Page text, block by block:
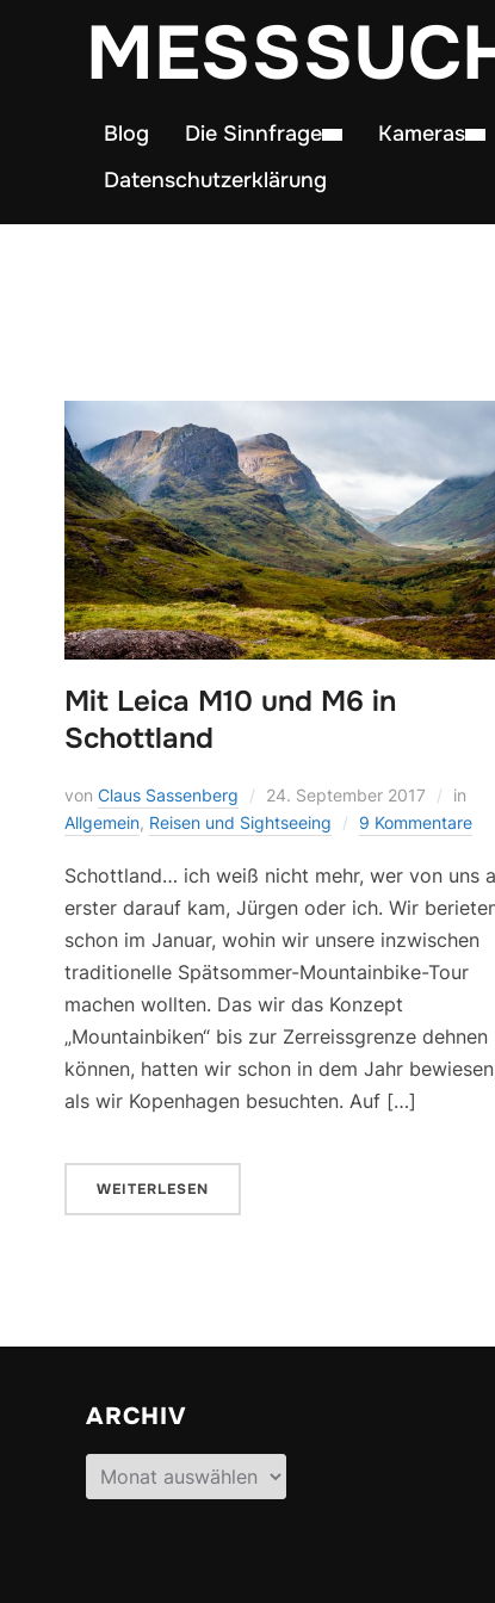
Blog Die Sinnfrage Kameras
Datenschutzerklärung
Mit Leica M10 und M6 in
Schottland
von Claus Sassenberg 24. September 2017
in
Allgemein, Reisen und Sightseeing 9 Kommentare
Schottland… ich weiß nicht mehr, wer von uns
erster darauf kam, Jürgen oder ich. Wir
schon im Januar, wohin wir unsere inzwischen
traditionelle Spätsommer-Mountainbike-Tour
machen wollten. Das wir das Konzept
„Mountainbiken“ bis zur Zerreissgrenze dehnen
können, hatten wir schon in dem Jahr
als wir Kopenhagen besuchten. Auf […]
WEITERLESEN
ARCHIV
Archiv